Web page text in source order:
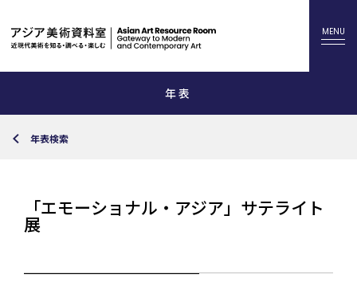
年表
年表検索
「エモーショナル・アジア」サテライト
展